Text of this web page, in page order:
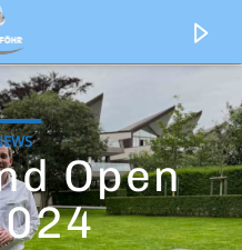
Open